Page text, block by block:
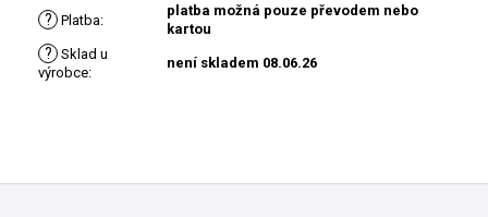
? Platba:
platba možná pouze převodem nebo
kartou
? Sklad u
výrobce:
není skladem 08.06.26